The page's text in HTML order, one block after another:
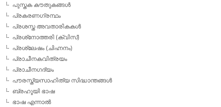
പുസ്തക കൗതുകങ്ങള്‍
പ്രകരണഗ്രന്ഥം
പ്രശസ്ത അവതാരികകള്‍
പ്രശ്‌നോത്തരി (ക്വിസ്)
പ്രശ്ലേഷം (ചിഹ്നനം)
പ്രാചീനകവിത്രയം
പ്രാചീനഗദ്യം
പൗരസ്ത്യസാഹിത്യ സിദ്ധാന്തങ്ങള്‍
ബ്രഹൂയി ഭാഷ
ഭാഷ എന്നാല്‍